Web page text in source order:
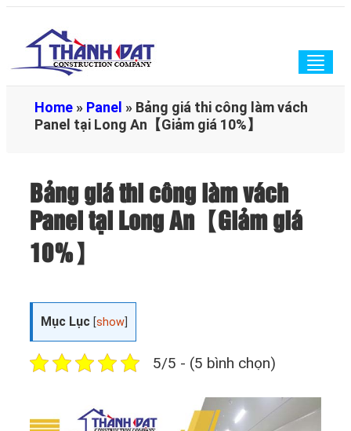
Home » Panel » Bảng giá thi công làm vách
Panel tại Long An【Giảm giá 10%】
Bảng giá thi công làm vách
Panel tại Long An【Giảm giá
10%】
Mục Lục [show
5/5 - (5 bình chọn)